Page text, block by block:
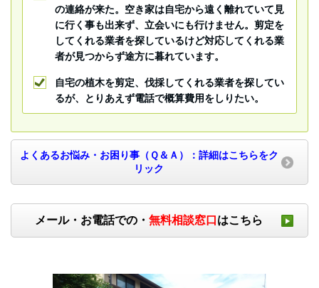
の連絡が来た。空き家は自宅から遠く離れていて見
に行く事も出来ず、立会いにも行けません。剪定を
してくれる業者を探しているけど対応してくれる業
者が見つからず途方に暮れています。
自宅の植木を剪定、伐採してくれる業者を探してい
るが、とりあえず電話で概算費用をしりたい。
よくあるお悩み・お困り事（Ｑ＆Ａ）：詳細はこちらをク
リック
メール・お電話での・ 無料相談窓口 はこちら